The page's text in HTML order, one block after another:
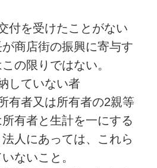
付を受けたことがない
商店街の振興に寄与す
の限りではない。
していない者
有者又は所有者の2親等
有者と生計を一にする
人にあっては、これら
ないこと。